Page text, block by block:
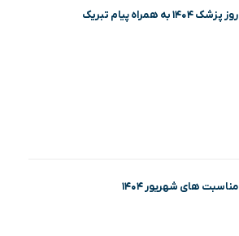
روز پزشک ۱۴۰۴ به همراه پیام تبریک
مناسبت های شهریور ۱۴۰۴